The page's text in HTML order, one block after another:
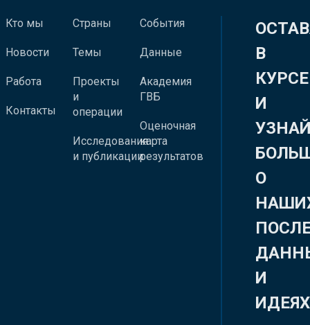
Кто мы
Новости
Работа
Контакты
Страны
Темы
Проекты
и
операции
Исследования
и публикации
События
Данные
Академия
ГВБ
Оценочная
карта
результатов
В
КУРСЕ
И
О
И
ИДЕЯХ